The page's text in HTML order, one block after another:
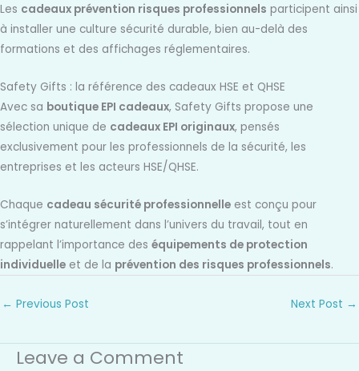
Les cadeaux prévention risques professionnels participent ainsi
à installer une culture sécurité durable, bien au-delà des
formations et des affichages réglementaires.
Safety Gifts : la référence des cadeaux HSE et QHSE
Avec sa boutique EPI cadeaux, Safety Gifts propose une
sélection unique de cadeaux EPI originaux, pensés
exclusivement pour les professionnels de la sécurité, les
entreprises et les acteurs HSE/QHSE.
Chaque cadeau sécurité professionnelle est conçu pour
s’intégrer naturellement dans l’univers du travail, tout en
rappelant l’importance des équipements de protection
individuelle et de la prévention des risques professionnels.
← Previous Post Next Post →
Leave a Comment